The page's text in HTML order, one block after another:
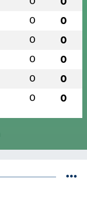
0 0
0 0
0 0
0 0
0 0